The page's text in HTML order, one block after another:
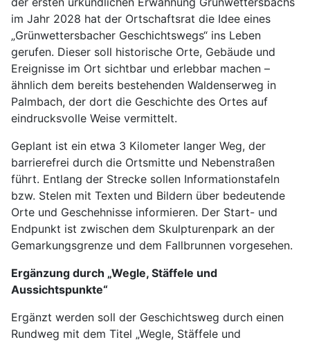
im Jahr 2028 hat der Ortschaftsrat die Idee eines
„Grünwettersbacher Geschichtswegs“ ins Leben
gerufen. Dieser soll historische Orte, Gebäude und
Ereignisse im Ort sichtbar und erlebbar machen –
ähnlich dem bereits bestehenden Waldenserweg in
Palmbach, der dort die Geschichte des Ortes auf
eindrucksvolle Weise vermittelt.
Geplant ist ein etwa 3 Kilometer langer Weg, der
barrierefrei durch die Ortsmitte und Nebenstraßen
führt. Entlang der Strecke sollen Informationstafeln
bzw. Stelen mit Texten und Bildern über bedeutende
Orte und Geschehnisse informieren. Der Start- und
Endpunkt ist zwischen dem Skulpturenpark an der
Gemarkungsgrenze und dem Fallbrunnen vorgesehen.
Ergänzung durch „Wegle, Stäffele und
Aussichtspunkte“
Ergänzt werden soll der Geschichtsweg durch einen
Rundweg mit dem Titel „Wegle, Stäffele und